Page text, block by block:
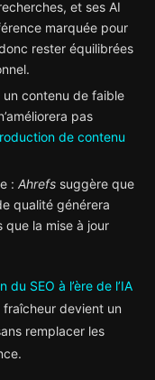
et ses AI
marquée pour
rester équilibrées
un contenu de faible
pas
de contenu
: Ahrefs suggère que
qualité générera
que la mise à jour
du SEO à l’ère de l’IA
devient un
remplacer les